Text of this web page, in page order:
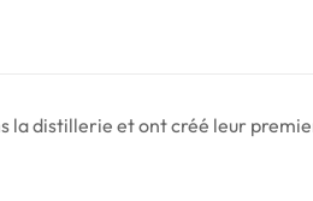
la distillerie et ont créé leur